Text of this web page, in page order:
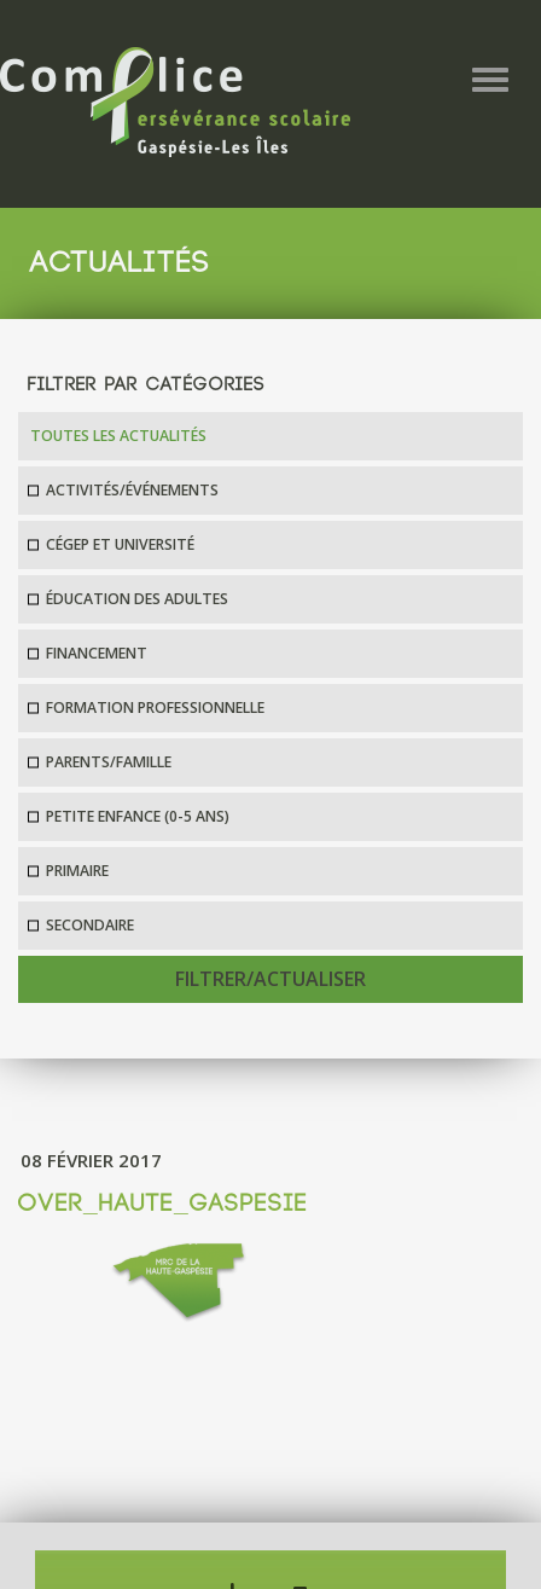
ACTUALITÉS
FILTRER PAR CATÉGORIES
TOUTES LES ACTUALITÉS
ACTIVITÉS/ÉVÉNEMENTS
CÉGEP ET UNIVERSITÉ
ÉDUCATION DES ADULTES
FINANCEMENT
FORMATION PROFESSIONNELLE
PARENTS/FAMILLE
PETITE ENFANCE (0-5 ANS)
PRIMAIRE
SECONDAIRE
FILTRER/ACTUALISER
08 FÉVRIER 2017
OVER_HAUTE_GASPESIE